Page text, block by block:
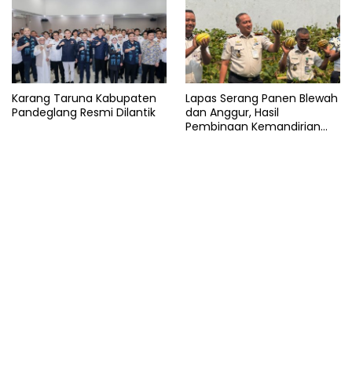
Karang Taruna Kabupaten
Pandeglang Resmi Dilantik
Lapas Serang Panen Blewah
dan Anggur, Hasil
Pembinaan Kemandirian